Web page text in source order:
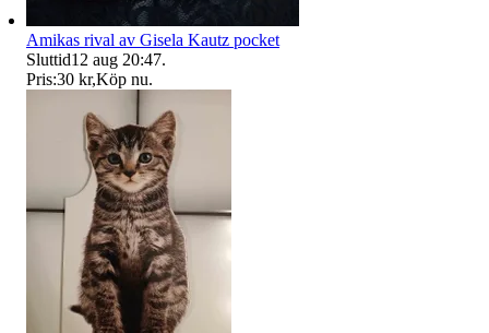
Amikas rival av Gisela Kautz pocket
Sluttid12 aug 20:47.
Pris:30 kr,Köp nu.